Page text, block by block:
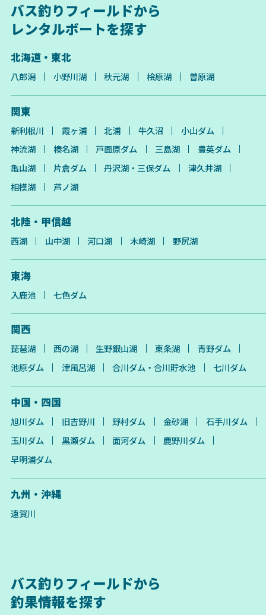
バス釣りフィールドから
レンタルボートを探す
北海道・東北
八郎潟 小野川湖 秋元湖 桧原湖 曽原湖
関東
新利根川 霞ヶ浦 北浦 牛久沼
小山ダム
神流湖
榛名湖 戸面原ダム 三島湖
豊英ダム
亀山湖
片倉ダム 丹沢湖・三保ダム
津久井湖
相模湖
芦ノ湖
北陸・甲信越
西湖 山中湖 河口湖 木崎湖 野尻湖
東海
入鹿池 七色ダム
関西
琵琶湖 西の湖 生野銀山湖 東条湖
青野ダム
池原ダム
津風呂湖 合川ダム・合川貯水池 七川ダム
中国・四国
旭川ダム 旧吉野川 野村ダム 金砂湖
石手川ダム
玉川ダム
黒瀬ダム 面河ダム
鹿野川ダム
早明浦ダム
九州・沖縄
遠賀川
バス釣りフィールドから
釣果情報を探す